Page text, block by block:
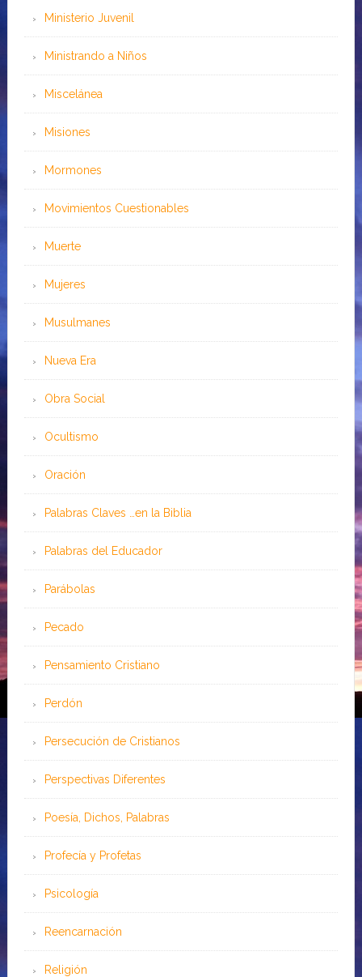
Ministerio Juvenil
Ministrando a Niños
Miscelánea
Misiones
Mormones
Movimientos Cuestionables
Muerte
Mujeres
Musulmanes
Nueva Era
Obra Social
Ocultismo
Oración
Palabras Claves …en la Biblia
Palabras del Educador
Parábolas
Pecado
Pensamiento Cristiano
Perdón
Persecución de Cristianos
Perspectivas Diferentes
Poesía, Dichos, Palabras
Profecía y Profetas
Psicología
Reencarnación
Religión